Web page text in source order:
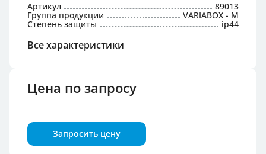
Артикул 89013
Группа продукции VARIABOX - M
Степень защиты ip44
Все характеристики
Цена по запросу
Запросить цену